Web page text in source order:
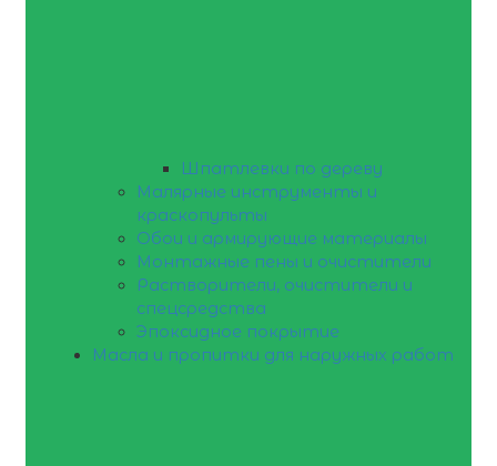
Шпатлевки по дереву
Малярные инструменты и
краскопульты
Обои и армирующие материалы
Монтажные пены и очистители
Растворители, очистители и
спецсредства
Эпоксидное покрытие
Масла и пропитки для наружных работ